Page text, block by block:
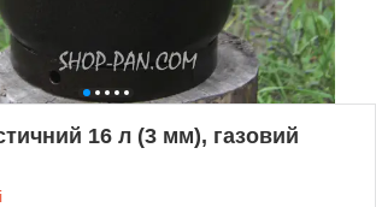
16 л (3 мм), газовий